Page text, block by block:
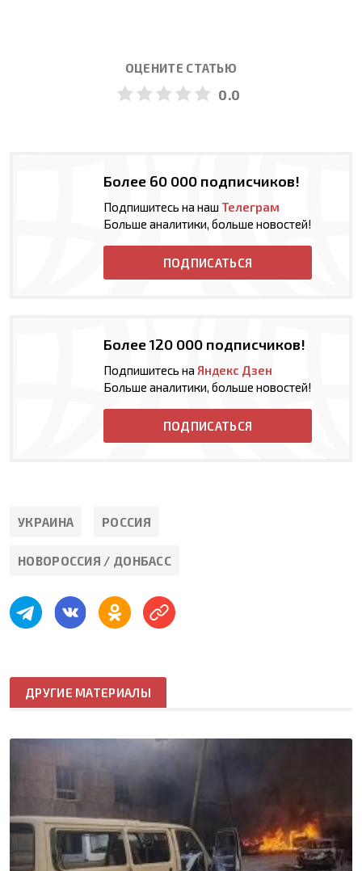
ОЦЕНИТЕ СТАТЬЮ
0.0
Более 60 000 подписчиков!
Подпишитесь на наш Телеграм
Больше аналитики, больше новостей!
ПОДПИСАТЬСЯ
Более 120 000 подписчиков!
Подпишитесь на Яндекс Дзен
Больше аналитики, больше новостей!
ПОДПИСАТЬСЯ
УКРАИНА РОССИЯ
НОВОРОССИЯ / ДОНБАСС
ДРУГИЕ МАТЕРИАЛЫ